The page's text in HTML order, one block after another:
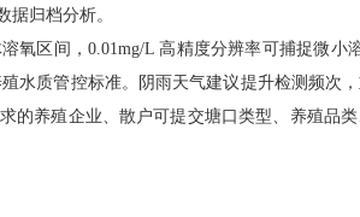
归档分析。
氧区间，0.01mg/L 高精度分辨率可捕捉微小
水质管控标准。阴雨天气建议提升检测频次
的养殖企业、散户可提交塘口类型、养殖品